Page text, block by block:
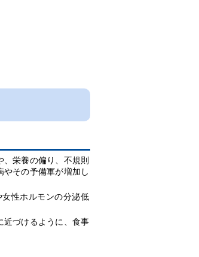
栄養の偏り、不規則
その予備軍が増加し
性ホルモンの分泌低
近づけるように、食事